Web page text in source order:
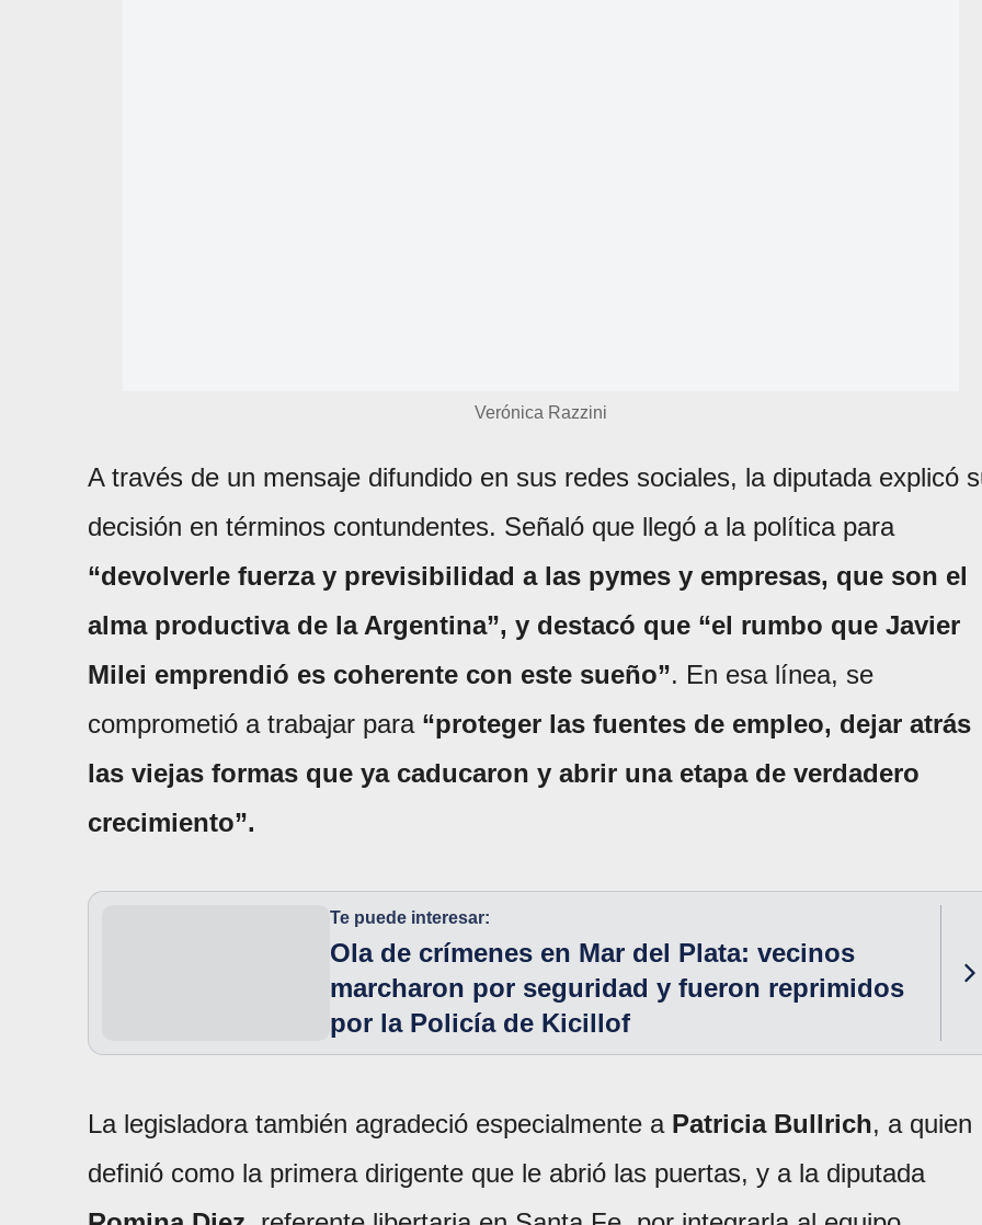
Verónica Razzini
A través de un mensaje difundido en sus redes sociales, la diputada explicó
decisión en términos contundentes. Señaló que llegó a la política para
“devolverle fuerza y previsibilidad a las pymes y empresas, que son el
alma productiva de la Argentina”, y destacó que “el rumbo que Javier
Milei emprendió es coherente con este sueño”. En esa línea, se
comprometió a trabajar para “proteger las fuentes de empleo, dejar atrás
las viejas formas que ya caducaron y abrir una etapa de verdadero
crecimiento”.
Te puede interesar:
Ola de crímenes en Mar del Plata: vecinos
marcharon por seguridad y fueron reprimidos
por la Policía de Kicillof
La legisladora también agradeció especialmente a Patricia Bullrich, a quien
definió como la primera dirigente que le abrió las puertas, y a la diputada